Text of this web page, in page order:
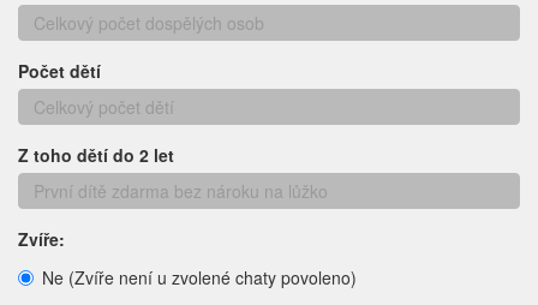
Počet dětí
Z toho dětí do 2 let
Zvíře:
Ne (Zvíře není u zvolené chaty povoleno)